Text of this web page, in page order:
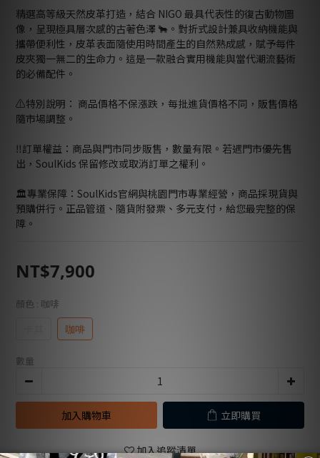
精選高等級天然皮革打造，結合 NIGO 最具代表性的復古動物圖
像，呈現極具層次感的古著色澤 🐂。對折式設計兼具收納機能與
攜帶便利性，皮革表面隨使用時間產生的自然熟成感，賦予每件
皮夾獨一無二的生命力。這是一款融合實用機能與當代潮流藝術
的必備配件。
⚠️特別說明： 商品價格不保漲跌，每批進貨價格不同，販售價格
隨市場調整。
‼️訂單權益：商品與門市同步販售，數量有限。若遇門市優先售
出，SoulKids 保留修改或取消訂單之權利。
🏛️專業保障：SoulKids官網與桃園門市專業經營，商品採現貨與
預購併行。正品管道、隨貨附發票、多元支付，給您最完整的保
障。
NT$7,900
顏色 : 咖啡
咖啡
數量
加入購物車 立即購買
加入追蹤清單